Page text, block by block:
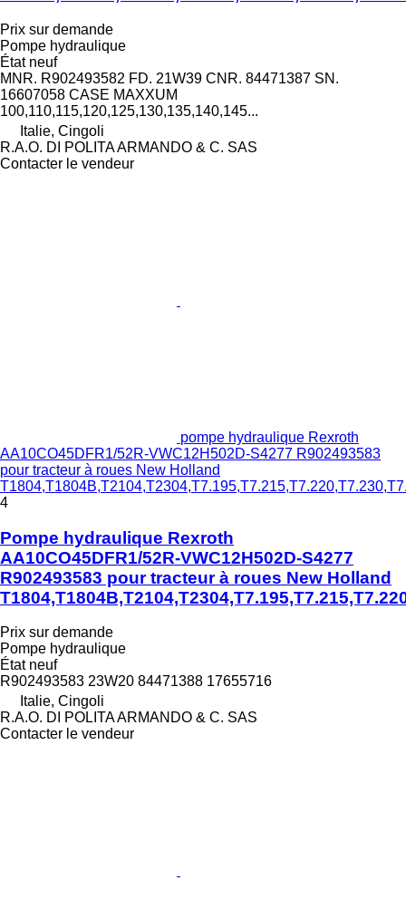
Prix sur demande
Pompe hydraulique
Étatneuf
MNR. R902493582 FD. 21W39 CNR. 84471387 SN.
16607058 CASE MAXXUM
100,110,115,120,125,130,135,140,145...
Italie, Cingoli
R.A.O. DI POLITA ARMANDO & C. SAS
Contacter le vendeur
pompe hydraulique Rexroth
AA10CO45DFR1/52R-VWC12H502D-S4277 R902493583
pour tracteur à roues New Holland
4
Pompe hydraulique Rexroth
AA10CO45DFR1/52R-VWC12H502D-S4277
R902493583 pour tracteur à roues New Holland
Prix sur demande
Pompe hydraulique
Étatneuf
R902493583 23W20 84471388 17655716
Italie, Cingoli
R.A.O. DI POLITA ARMANDO & C. SAS
Contacter le vendeur